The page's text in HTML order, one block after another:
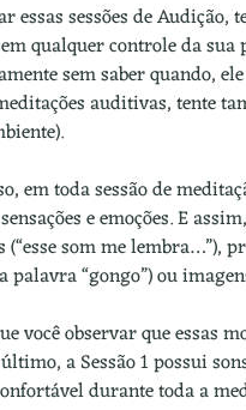
essas sessões de Audição,
qualquer controle da sua
sem saber quando,
auditivas, tente
em toda sessão de
e emoções. E
som me lembra…”),
palavra “gongo”) ou
você observar que essas
a Sessão 1 possui
durante toda a